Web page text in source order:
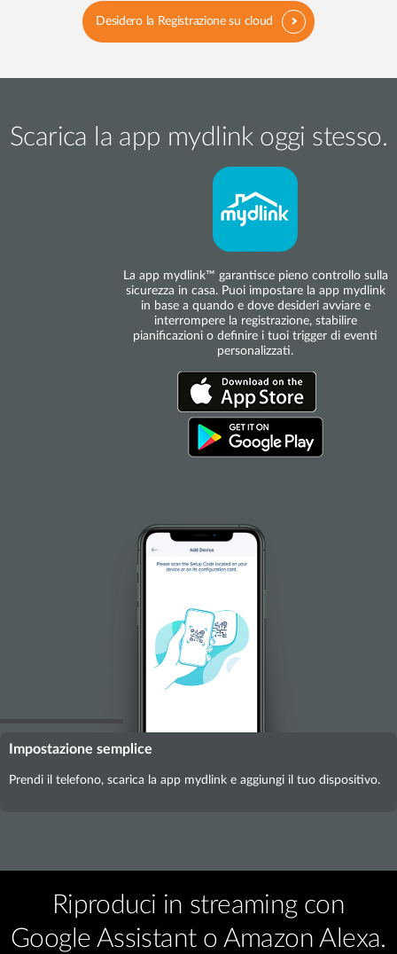
Desidero la Registrazione su cloud
Scarica la app mydlink oggi stesso.
La app mydlink™ garantisce pieno controllo sulla
sicurezza in casa. Puoi impostare la app mydlink
in base a quando e dove desideri avviare e
interrompere la registrazione, stabilire
pianificazioni o definire i tuoi trigger di eventi
personalizzati.
Impostazione semplice
Prendi il telefono, scarica la app mydlink e aggiungi il tuo dispositivo.
Riproduci in streaming con
Google Assistant o Amazon Alexa.